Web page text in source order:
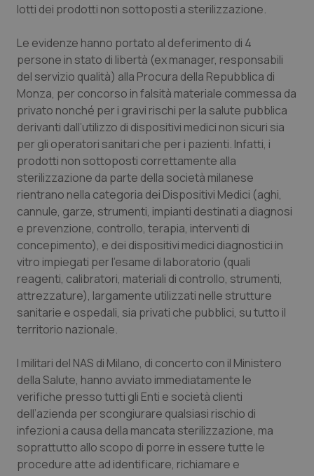
Sardegna
Sicilia
Toscana
Umbria
Valle D’Aosta
Veneto
Malattia di Crohn & Rettocolite Ulcerosa
Neuroscienze & patologie neurodegenerative
Obesità
Oftalmologia
Oncodermatologia
Oncoematologia
Oncologia & Nutrizione
Psoriasi & pelle
Quotidiano Cardiologia
Quotidiano Oncologia
Quotidiano Pediatria
Rene & patologie urogenitali
lotti dei prodotti non sottoposti a sterilizzazione.
Le evidenze hanno portato al deferimento di 4
persone in stato di libertà (ex manager, responsabili
del servizio qualità) alla Procura della Repubblica di
Monza, per concorso in falsità materiale commessa da
privato nonché per i gravi rischi per la salute pubblica
derivanti dall’utilizzo di dispositivi medici non sicuri sia
per gli operatori sanitari che per i pazienti. Infatti, i
prodotti non sottoposti correttamente alla
sterilizzazione da parte della società milanese
rientrano nella categoria dei Dispositivi Medici (aghi,
cannule, garze, strumenti, impianti destinati a diagnosi
e prevenzione, controllo, terapia, interventi di
concepimento), e dei dispositivi medici diagnostici in
vitro impiegati per l’esame di laboratorio (quali
reagenti, calibratori, materiali di controllo, strumenti,
attrezzature), largamente utilizzati nelle strutture
sanitarie e ospedali, sia privati che pubblici, su tutto il
territorio nazionale.
I militari del NAS di Milano, di concerto con il Ministero
della Salute, hanno avviato immediatamente le
verifiche presso tutti gli Enti e società clienti
dell’azienda per scongiurare qualsiasi rischio di
infezioni a causa della mancata sterilizzazione, ma
soprattutto allo scopo di porre in essere tutte le
procedure atte ad identificare, richiamare e